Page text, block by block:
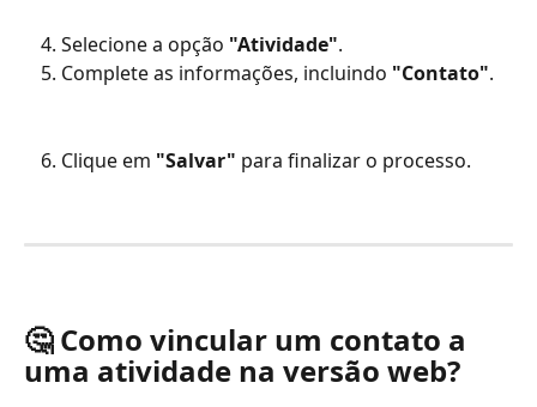
Selecione a opção "Atividade".
Complete as informações, incluindo "Contato".
Clique em "Salvar" para finalizar o processo.
🤔 Como vincular um contato a
uma atividade na versão web?